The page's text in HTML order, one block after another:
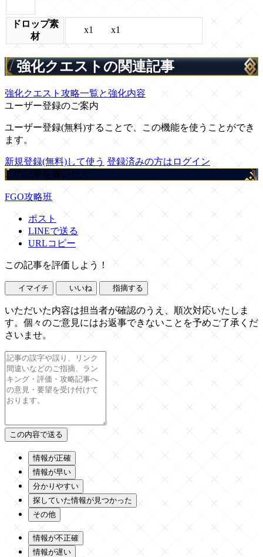
ドロップ素
材
x1 x1
強化クエストの関連記事
強化クエスト攻略一覧と強化内容
ユーザー登録のご案内
ユーザー登録(無料)することで、この機能を使うことができ
ます。
新規登録(無料)して使う 登録済みの方はログイン
この記事を書いた人
FGO攻略班
ポスト
LINEで送る
URLコピー
この記事を評価しよう！
イマイチ いいね 指摘する
いただいた内容は担当者が確認のうえ、順次対応いたしま
す。個々のご意見にはお返事できないことを予めご了承くだ
さいませ。
情報が正確
情報が早い
分かりやすい
探していた情報が見つかった
その他
情報が不正確
情報が遅い